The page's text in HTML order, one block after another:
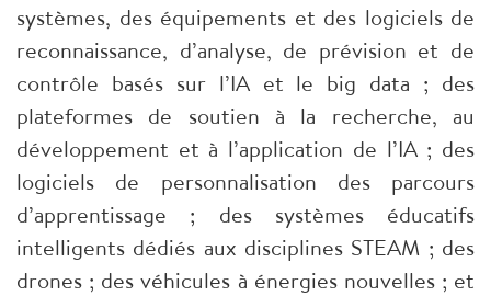
systèmes, des équipements et des logiciels de
reconnaissance, d’analyse, de prévision et de
contrôle basés sur l’IA et le big data ; des
plateformes de soutien à la recherche, au
développement et à l’application de l’IA ; des
logiciels de personnalisation des parcours
d’apprentissage ; des systèmes éducatifs
intelligents dédiés aux disciplines STEAM ; des
drones ; des véhicules à énergies nouvelles ; et